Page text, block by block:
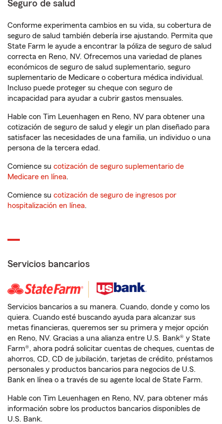
Seguro de salud
Conforme experimenta cambios en su vida, su cobertura de
seguro de salud también debería irse ajustando. Permita que
State Farm le ayude a encontrar la póliza de seguro de salud
correcta en Reno, NV. Ofrecemos una variedad de planes
económicos de seguro de salud suplementario, seguro
suplementario de Medicare o cobertura médica individual.
Incluso puede proteger su cheque con seguro de
incapacidad para ayudar a cubrir gastos mensuales.
Hable con Tim Leuenhagen en Reno, NV para obtener una
cotización de seguro de salud y elegir un plan diseñado para
satisfacer las necesidades de una familia, un individuo o una
persona de la tercera edad.
Comience su cotización de seguro suplementario de
Medicare en línea.
Comience su cotización de seguro de ingresos por
hospitalización en línea.
Servicios bancarios
Servicios bancarios a su manera. Cuando, donde y como los
quiera. Cuando esté buscando ayuda para alcanzar sus
metas financieras, queremos ser su primera y mejor opción
en Reno, NV. Gracias a una alianza entre U.S. Bank® y State
Farm®, ahora podrá solicitar cuentas de cheques, cuentas de
ahorros, CD, CD de jubilación, tarjetas de crédito, préstamos
personales y productos bancarios para negocios de U.S.
Bank en línea o a través de su agente local de State Farm.
Hable con Tim Leuenhagen en Reno, NV, para obtener más
información sobre los productos bancarios disponibles de
U.S. Bank.